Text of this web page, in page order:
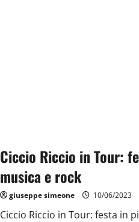
Ciccio Riccio in Tour:
musica e rock
giuseppe simeone 10/06/2023
Ciccio Riccio in Tour: festa in